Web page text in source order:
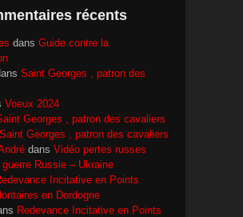
récents
dans Guide contre la
Saint Georges , patron des
Voeux 2024
Georges , patron des cavaliers
Saint Georges , patron des cavaliers
dans Vidéo pertes russes
Russie – Ukraine
Incitative en Points
en Dordogne
Redevance Incitative en Points